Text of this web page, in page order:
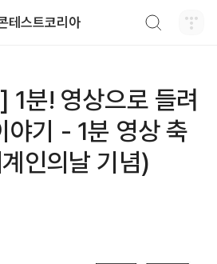
테스트코리아
1분! 영상으로 들려
야기 - 1분 영상 축
인의날 기념)